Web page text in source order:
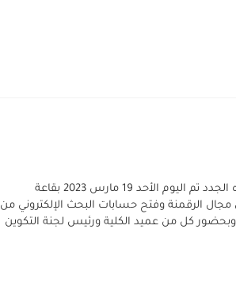
في إطار مرافقة طلبة الدكتوراه الجدد تم اليوم الأحد 19 مارس 2023 بقاعة
مجال الرقمنة وفتح حسابات البحث الإلكتروني من
كل من عميد الكلية ورئيس لجنة التكوين